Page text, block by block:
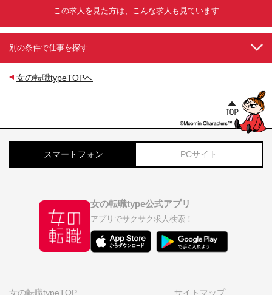
この求人を見た方は、こんな求人も見ています
別の条件で仕事を探す
女の転職typeTOPへ
スマートフォン PCサイト
女の転職type公式アプリ
アプリでサクサク求人検索！
女の転職typeTOP サイトマップ